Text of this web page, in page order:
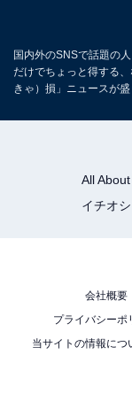
国内外のSNSで話題の
だけでちょっと得する
きゃ）損」ニュースが盛
All About
イチオシ
会社概要
プライバシーポ
当サイトの情報につ